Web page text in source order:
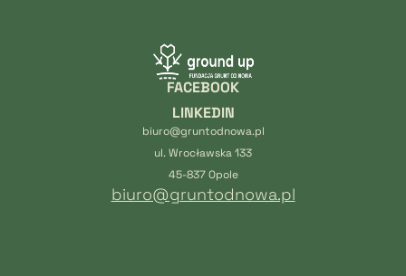
FACEBOOK
LINKEDIN
biuro@gruntodnowa.pl
ul. Wrocławska 133
45-837 Opole
biuro@gruntodnowa.pl